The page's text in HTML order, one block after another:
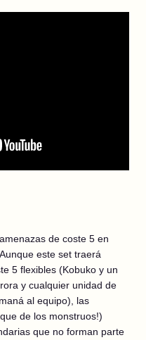
de coste 5 en
este set traerá
5 flexibles (Kobuko y un
y cualquier unidad de
al equipo), las
de los monstruos!)
que no forman parte